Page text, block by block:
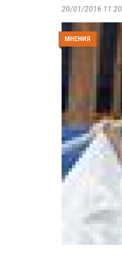
20/01/2016 11:20
МНЕНИЯ